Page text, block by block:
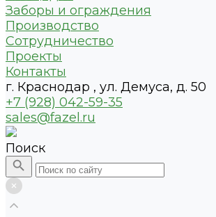
Заборы и ограждения
Производство
Сотрудничество
Проекты
Контакты
г. Краснодар , ул. Демуса, д. 50
+7 (928) 042-59-35
sales@fazel.ru
Поиск